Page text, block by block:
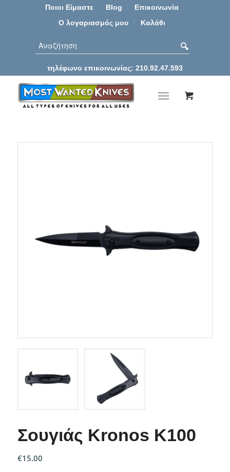
Ποιοι Είμαστε Blog
Επικοινωνία
Ο λογαριασμός μου
Καλάθι
τηλέφωνο επικοινωνίας: 210.92.47.593
Σουγιάς Kronos K100
€15.00